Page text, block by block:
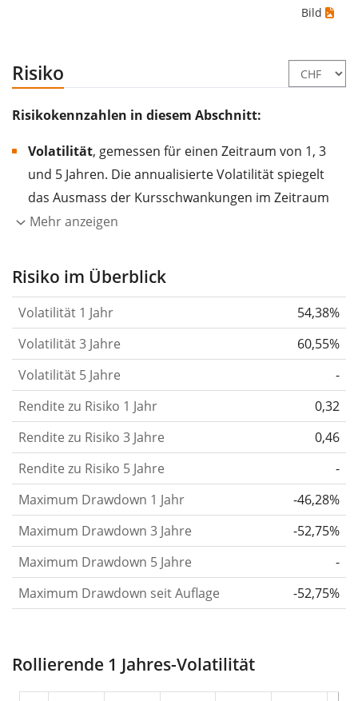
Bild
Risiko
Risikokennzahlen in diesem Abschnitt:
Volatilität, gemessen für einen Zeitraum von 1, 3
und 5 Jahren. Die annualisierte Volatilität spiegelt
das Ausmass der Kursschwankungen im Zeitraum
eines Jahres wider.
Aktie, des ETF, usw.) in der Vergangenheit
gelten im Allgemeinen als risikoreicher. Wir
berechnen die Volatilität auf Basis der Daten der
letzten 1, 3 und 5 Jahre, damit du sehen kannst, ob
die Kursschwankungen im Laufe der Zeit stärker
oder schwächer wurden. Weitere Informationen
findest du in unserem Artikel:
Risikomass.
Rendite pro Risikofür Zeiträume von 1, 3 und 5
Jahren. Diese Kennzahl ist definiert als die
annualisierte (d. h. auf einen Einjahreszeitraum
umgerechnete) historische Rendite geteilt durch die
historische annualisierte Volatilität.Rendite pro
Risiko setzt die historische Rendite eines
das Ausmass der Kursschwankungen, die man in
Kauf nehmen musste, um von der Rendite des
Mehr anzeigen
Risiko im Überblick
Volatilität 1 Jahr
54,38%
Volatilität 3 Jahre
60,55%
Volatilität 5 Jahre
-
Rendite zu Risiko 1 Jahr
0,32
Rendite zu Risiko 3 Jahre
0,46
Rendite zu Risiko 5 Jahre
-
Maximum Drawdown 1 Jahr
-46,28%
Maximum Drawdown 3 Jahre
-52,75%
Maximum Drawdown 5 Jahre
-
Maximum Drawdown seit Auflage
-52,75%
Rollierende 1 Jahres-Volatilität